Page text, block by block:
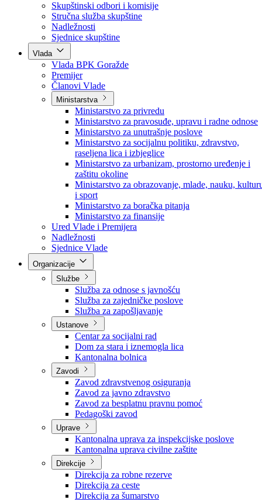
Poslanici po strankama
Poslanici po klubovima naroda
Kolegij skupštine
Skupštinski odbori i komisije
Stručna služba skupštine
Nadležnosti
Sjednice skupštine
Vlada
Vlada BPK Goražde
Premijer
Članovi Vlade
Ministarstva
Ministarstvo za privredu
Ministarstvo za pravosuđe, upravu i radne odnose
Ministarstvo za unutrašnje poslove
Ministarstvo za socijalnu politiku, zdravstvo,
raseljena lica i izbjeglice
Ministarstvo za urbanizam, prostorno uređenje i
zaštitu okoline
Ministarstvo za obrazovanje, mlade, nauku,
i sport
Ministarstvo za boračka pitanja
Ministarstvo za finansije
Ured Vlade i Premijera
Nadležnosti
Sjednice Vlade
Službe
Služba za odnose s javnošću
Služba za zajedničke poslove
Služba za zapošljavanje
Ustanove
Centar za socijalni rad
Dom za stara i iznemogla lica
Kantonalna bolnica
Zavodi
Zavod zdravstvenog osiguranja
Zavod za javno zdravstvo
Zavod za besplatnu pravnu pomoć
Pedagoški zavod
Uprave
Kantonalna uprava za inspekcijske poslove
Kantonalna uprava civilne zaštite
Direkcije